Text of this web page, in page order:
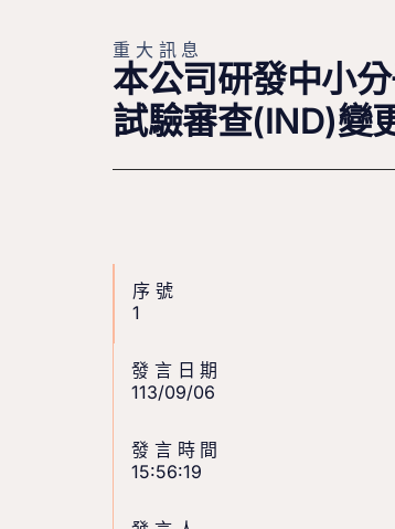
重大訊息
本公司研發中小
試驗審查(IND)變
序號
1
發言日期
113/09/06
發言時間
15:56:19